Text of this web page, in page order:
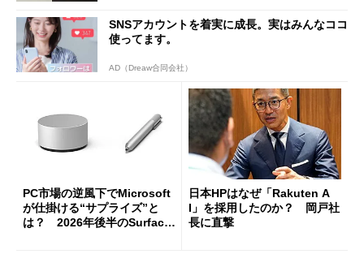
SNSアカウントを着実に成長。実はみんなココ
使ってます。
AD（Dreaw合同会社）
PC市場の逆風下でMicrosoft
が仕掛ける“サプライズ”と
は？ 2026年後半のSurface
日本HPはなぜ「Rakuten A
I」を採用したのか？ 岡戸社
長に直撃